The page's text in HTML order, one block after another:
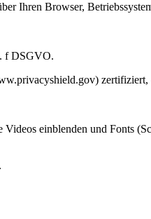
Ihren Browser,
f DSGVO.
zertifiziert,
einblenden und Fonts